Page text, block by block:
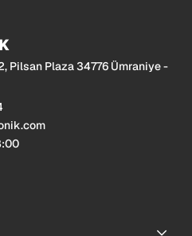
Pilsan Plaza 34776 Ümraniye -